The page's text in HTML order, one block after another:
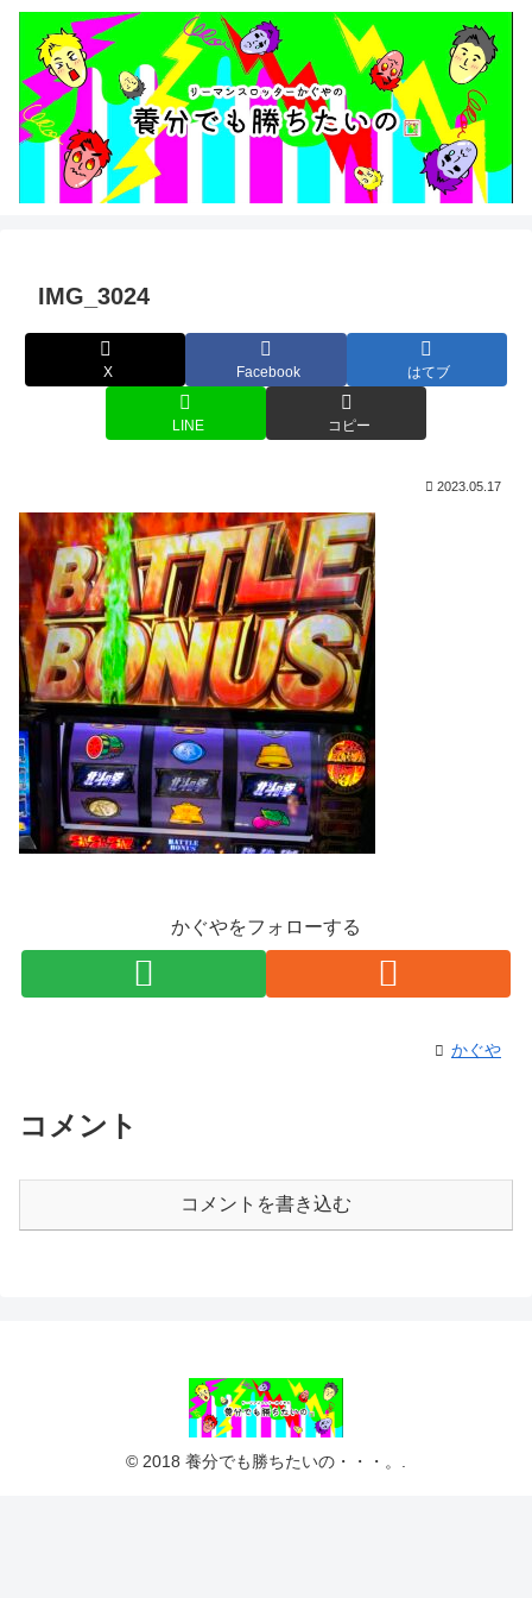
IMG_3024
X Facebook はてブ
LINE コピー
2023.05.17
かぐやをフォローする
かぐや
コメント
コメントを書き込む
© 2018 養分でも勝ちたいの・・・。.